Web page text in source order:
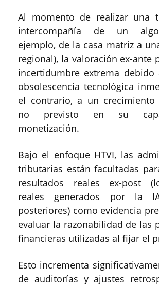
Al momento de realizar una
intercompañía de un
ejemplo, de la casa matriz a
regional), la valoración ex-ante
incertidumbre extrema
obsolescencia tecnológica
el contrario, a un crecimiento
no previsto en su
monetización.
Bajo el enfoque HTVI, las
tributarias están facultadas
resultados reales ex-post
reales generados por la
posteriores) como evidencia
evaluar la razonabilidad de las
financieras utilizadas al fijar el
Esto incrementa
de auditorías y ajustes